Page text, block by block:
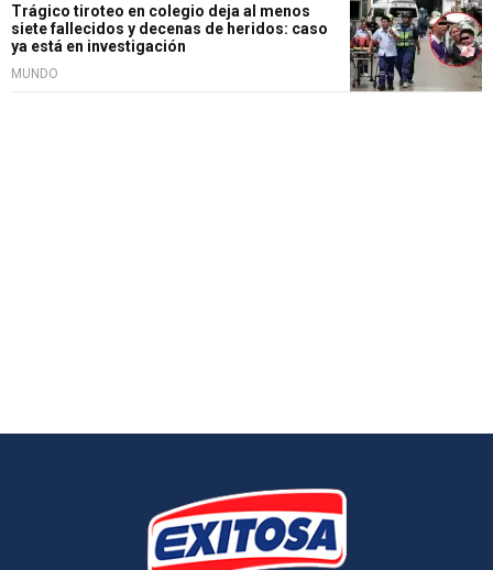
Trágico tiroteo en colegio deja al menos
siete fallecidos y decenas de heridos: caso
ya está en investigación
MUNDO